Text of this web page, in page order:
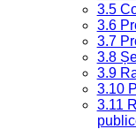
3.5
3.6
3.7
3.8
3.9
3.10
3.11